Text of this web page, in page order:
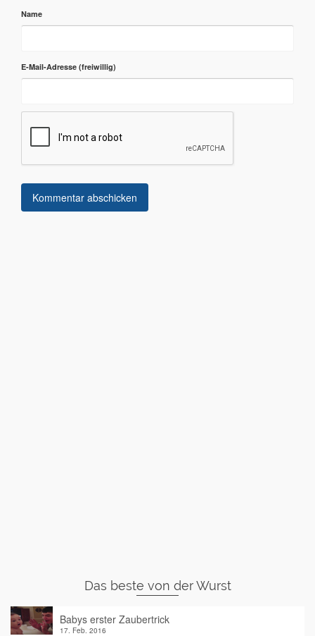
Name
E-Mail-Adresse
Das beste von der Wurst
Babys erster Zaubertrick
17. Feb. 2016